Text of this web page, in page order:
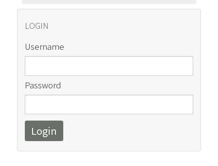
LOGIN
Username
Password